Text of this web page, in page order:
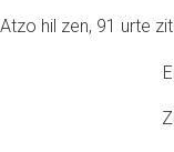
Atzo hil zen, 91 urte